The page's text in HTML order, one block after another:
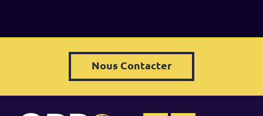
Nous Contacter